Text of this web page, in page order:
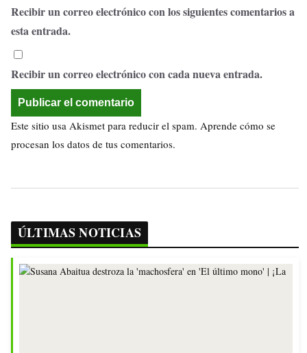
Recibir un correo electrónico con los siguientes comentarios a
esta entrada.
Recibir un correo electrónico con cada nueva entrada.
Este sitio usa Akismet para reducir el spam. Aprende cómo se
procesan los datos de tus comentarios.
ÚLTIMAS NOTICIAS